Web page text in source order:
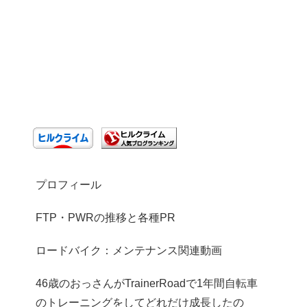
プロフィール
FTP・PWRの推移と各種PR
ロードバイク：メンテナンス関連動画
46歳のおっさんがTrainerRoadで1年間自転車
のトレーニングをしてどれだけ成長したの